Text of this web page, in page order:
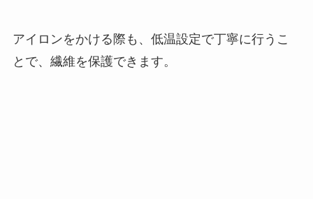
アイロンをかける際も、低温設定で丁寧に行うこ
とで、繊維を保護できます。